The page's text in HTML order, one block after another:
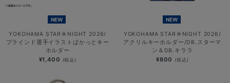
NEW
YOKOHAMA STAR☆NIGHT 2026/
ブラインド選手イラストぱかっとキー
ホルダー
¥1,400 (税込)
NEW
YOKOHAMA STAR☆NIGHT 2026/
アクリルキーホルダー/DB.スターマ
ン＆DB.キララ
¥800 (税込)